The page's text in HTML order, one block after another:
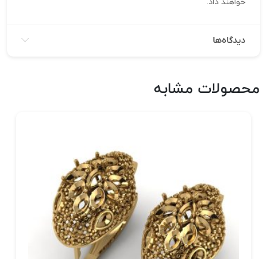
دیدگاه‌ها
محصولات مشابه